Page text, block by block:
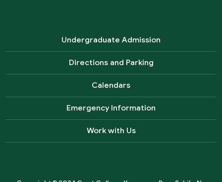
Undergraduate Admission
Directions and Parking
Calendars
Emergency Information
Work with Us